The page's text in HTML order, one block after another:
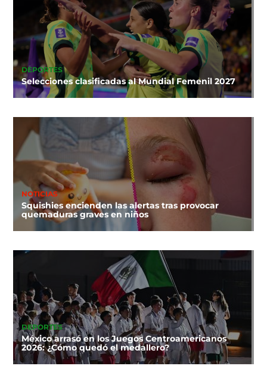
DEPORTES
Selecciones clasificadas al Mundial Femenil 2027
NOTICIAS
Squishies encienden las alertas tras provocar
quemaduras graves en niños
DEPORTES
México arrasó en los Juegos Centroamericanos
2026: ¿Cómo quedó el medallero?